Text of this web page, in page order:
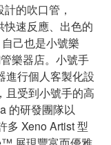
的吹口管，
速反應、出色的
己也是小號樂
樂器店。小號手
進行個人客製化設
且受到小號手的高
的研發團隊以
多 Xeno Artist 型